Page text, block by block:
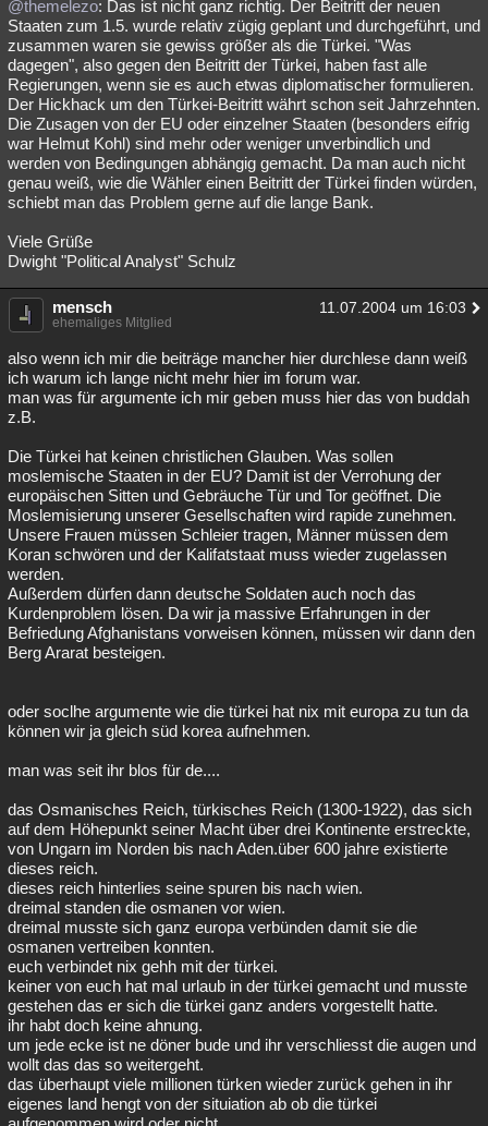
@themelezo: Das ist nicht ganz richtig. Der Beitritt der neuen
Staaten zum 1.5. wurde relativ zügig geplant und durchgeführt, und
zusammen waren sie gewiss größer als die Türkei. "Was
dagegen", also gegen den Beitritt der Türkei, haben fast alle
Regierungen, wenn sie es auch etwas diplomatischer formulieren.
Der Hickhack um den Türkei-Beitritt währt schon seit Jahrzehnten.
Die Zusagen von der EU oder einzelner Staaten (besonders eifrig
war Helmut Kohl) sind mehr oder weniger unverbindlich und
werden von Bedingungen abhängig gemacht. Da man auch nicht
genau weiß, wie die Wähler einen Beitritt der Türkei finden würden,
schiebt man das Problem gerne auf die lange Bank.
Viele Grüße
Dwight "Political Analyst" Schulz
mensch 11.07.2004 um 16:03
ehemaliges Mitglied
also wenn ich mir die beiträge mancher hier durchlese dann weiß
ich warum ich lange nicht mehr hier im forum war.
man was für argumente ich mir geben muss hier das von buddah
z.B.
Die Türkei hat keinen christlichen Glauben. Was sollen
moslemische Staaten in der EU? Damit ist der Verrohung der
europäischen Sitten und Gebräuche Tür und Tor geöffnet. Die
Moslemisierung unserer Gesellschaften wird rapide zunehmen.
Unsere Frauen müssen Schleier tragen, Männer müssen dem
Koran schwören und der Kalifatstaat muss wieder zugelassen
werden.
Außerdem dürfen dann deutsche Soldaten auch noch das
Kurdenproblem lösen. Da wir ja massive Erfahrungen in der
Befriedung Afghanistans vorweisen können, müssen wir dann den
Berg Ararat besteigen.
oder soclhe argumente wie die türkei hat nix mit europa zu tun da
können wir ja gleich süd korea aufnehmen.
man was seit ihr blos für de....
das Osmanisches Reich, türkisches Reich (1300-1922), das sich
auf dem Höhepunkt seiner Macht über drei Kontinente erstreckte,
von Ungarn im Norden bis nach Aden.über 600 jahre existierte
dieses reich.
dieses reich hinterlies seine spuren bis nach wien.
dreimal standen die osmanen vor wien.
dreimal musste sich ganz europa verbünden damit sie die
osmanen vertreiben konnten.
euch verbindet nix gehh mit der türkei.
keiner von euch hat mal urlaub in der türkei gemacht und musste
gestehen das er sich die türkei ganz anders vorgestellt hatte.
ihr habt doch keine ahnung.
um jede ecke ist ne döner bude und ihr verschliesst die augen und
wollt das das so weitergeht.
das überhaupt viele millionen türken wieder zurück gehen in ihr
eigenes land hengt von der situiation ab ob die türkei